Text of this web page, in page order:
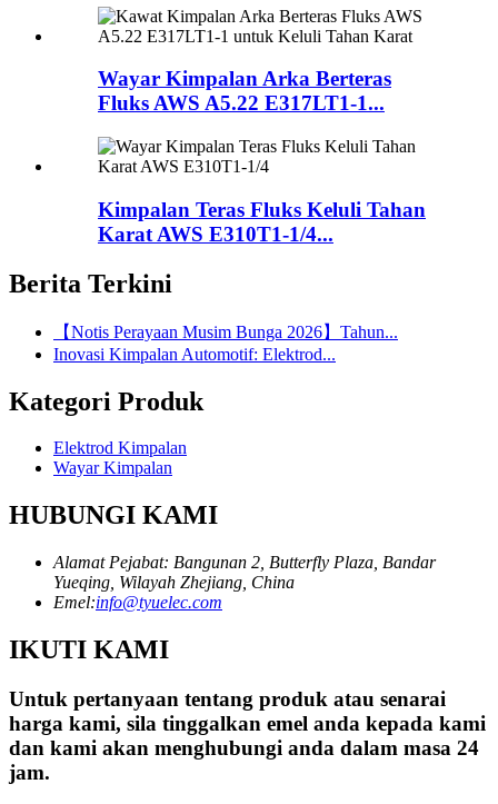
Wayar Kimpalan Arka Berteras
Fluks AWS A5.22 E317LT1-1...
Kimpalan Teras Fluks Keluli Tahan
Karat AWS E310T1-1/4...
Berita Terkini
【Notis Perayaan Musim Bunga 2026】Tahun...
Inovasi Kimpalan Automotif: Elektrod...
Kategori Produk
Elektrod Kimpalan
Wayar Kimpalan
HUBUNGI KAMI
Alamat Pejabat: Bangunan 2, Butterfly Plaza, Bandar
Yueqing, Wilayah Zhejiang, China
Emel:info@tyuelec.com
IKUTI KAMI
Untuk pertanyaan tentang produk atau senarai
harga kami, sila tinggalkan emel anda kepada kami
dan kami akan menghubungi anda dalam masa 24
jam.